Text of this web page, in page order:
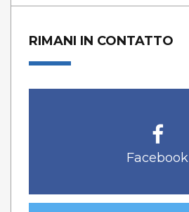
RIMANI IN CONTATTO
Facebook